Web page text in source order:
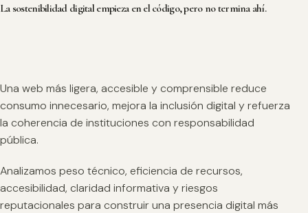
La sostenibilidad digital empieza en el código, pero no termina ahí.
Una web más ligera, accesible y comprensible reduce
consumo innecesario, mejora la inclusión digital y refuerza
la coherencia de instituciones con responsabilidad
pública.
Analizamos peso técnico, eficiencia de recursos,
accesibilidad, claridad informativa y riesgos
reputacionales para construir una presencia digital más